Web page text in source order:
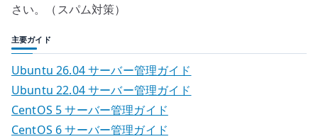
さい。（スパム対策）
主要ガイド
Ubuntu 26.04 サーバー管理ガイド
Ubuntu 22.04 サーバー管理ガイド
CentOS 5 サーバー管理ガイド
CentOS 6 サーバー管理ガイド